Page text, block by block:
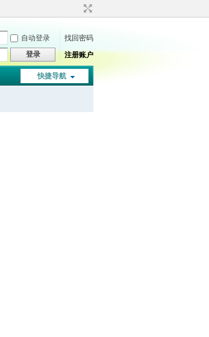
自动登录
找回密码
登录 注册账户
快捷导航